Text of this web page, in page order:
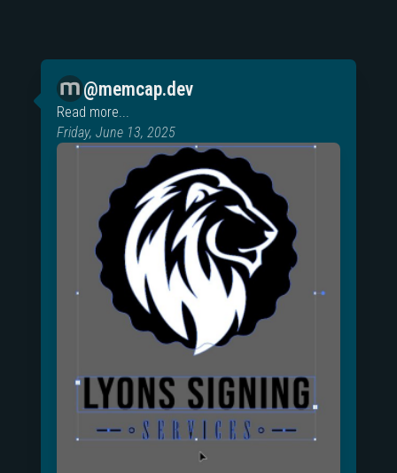
@memcap.dev
Read more...
Friday, June 13, 2025